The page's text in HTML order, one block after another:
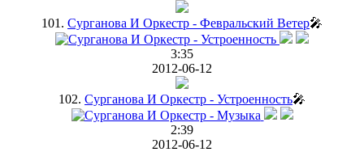
101. Сурганова И Оркестр - Февральский Ветер🎤
3:35
2012-06-12
102. Сурганова И Оркестр - Устроенность🎤
2:39
2012-06-12